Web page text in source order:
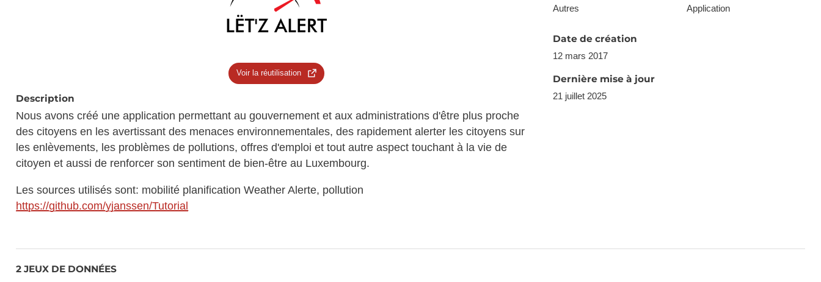
Voir la réutilisation
Description
Nous avons créé une application permettant au gouvernement et aux administrations d'être plus proche
des citoyens en les avertissant des menaces environnementales, des rapidement alerter les citoyens sur
les enlèvements, les problèmes de pollutions, offres d'emploi et tout autre aspect touchant à la vie de
citoyen et aussi de renforcer son sentiment de bien-être au Luxembourg.
Les sources utilisés sont: mobilité planification Weather Alerte, pollution
https://github.com/yjanssen/Tutorial
Autres Application
Date de création
12 mars 2017
Dernière mise à jour
21 juillet 2025
2 JEUX DE DONNÉES